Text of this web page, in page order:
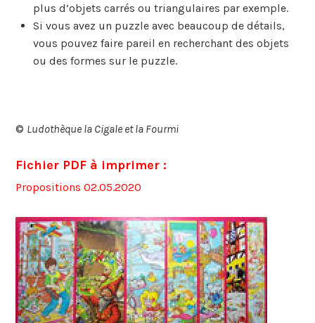
plus d’objets carrés ou triangulaires par exemple.
Si vous avez un puzzle avec beaucoup de détails,
vous pouvez faire pareil en recherchant des objets
ou des formes sur le puzzle.
© Ludothèque la Cigale et la Fourmi
Fichier PDF à imprimer :
Propositions 02.05.2020